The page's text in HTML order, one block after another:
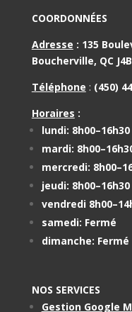
COORDONNÉES
Adresse : 135
Boucherville, QC
Téléphone : (450)
Horaires :
lundi: 8h00–16h30
mardi:
mercredi:
jeudi: 8h00–16h30
vendredi
samedi: Fermé
dimanche: Fermé
NOS SERVICES
Gestion Google